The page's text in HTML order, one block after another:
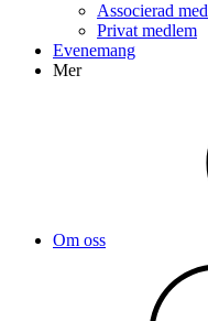
Associerad
Privat medlem
Evenemang
Mer
Om oss